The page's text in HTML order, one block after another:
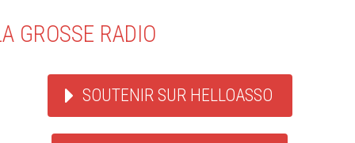
GROSSE RADIO
SOUTENIR SUR HELLOASSO